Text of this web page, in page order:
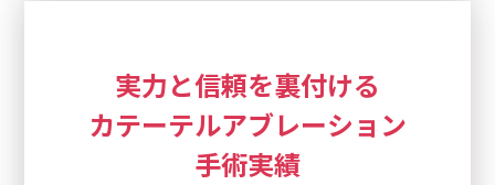
実力と信頼を裏付ける
カテーテルアブレーション
手術実績